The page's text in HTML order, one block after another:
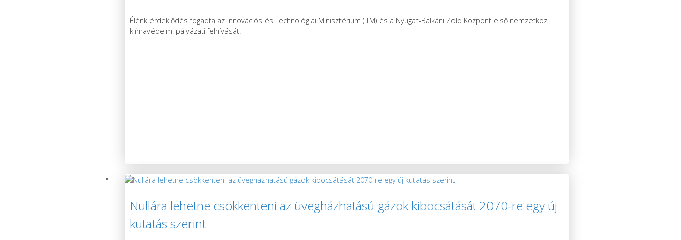
Élénk érdeklődés fogadta az Innovációs és Technológiai Minisztérium (ITM) és a Nyugat-Balkáni Zöld Központ első nemzetközi
klímavédelmi pályázati felhívását.
Nullára lehetne csökkenteni az üvegházhatású gázok kibocsátását 2070-re egy új
kutatás szerint